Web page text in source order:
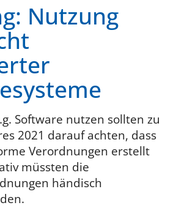
Nutzung
Software nutzen sollten zu
2021 darauf achten, dass
Verordnungen erstellt
müssten die
händisch